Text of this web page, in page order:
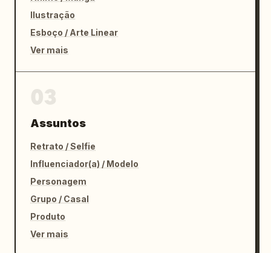
Ilustração
Esboço / Arte Linear
Ver mais
Assuntos
Retrato / Selfie
Influenciador(a) / Modelo
Personagem
Grupo / Casal
Produto
Ver mais